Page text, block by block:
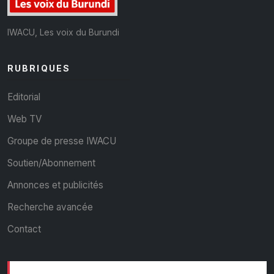
IWACU, Les voix du Burundi
RUBRIQUES
Editorial
Web TV
Groupe de presse IWACU
Soutien/Abonnement
Annonces et publicités
Recherche avancée
Contact